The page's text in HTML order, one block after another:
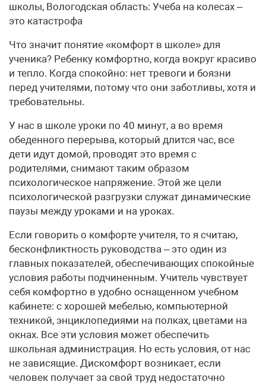
школы, Вологодская область: Учеба на колесах –
это катастрофа
Что значит понятие «комфорт в школе» для
ученика? Ребенку комфортно, когда вокруг красиво
и тепло. Когда спокойно: нет тревоги и боязни
перед учителями, потому что они заботливы, хотя и
требовательны.
У нас в школе уроки по 40 минут, а во время
обеденного перерыва, который длится час, все
дети идут домой, проводят это время с
родителями, снимают таким образом
психологическое напряжение. Этой же цели
психологической разгрузки служат динамические
паузы между уроками и на уроках.
Если говорить о комфорте учителя, то я считаю,
бесконфликтность руководства – это один из
главных показателей, обеспечивающих спокойные
условия работы подчиненным. Учитель чувствует
себя комфортно в удобно оснащенном учебном
кабинете: с хорошей мебелью, компьютерной
техникой, энциклопедиями на полках, цветами на
окнах. Все эти условия может обеспечить
школьная администрация. Но есть условия, от нас
не зависящие. Дискомфорт возникает, если
человек получает за свой труд недостаточно